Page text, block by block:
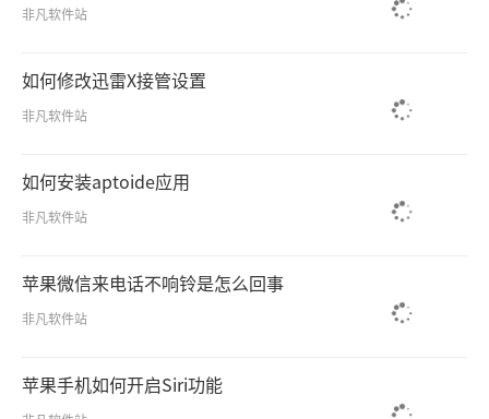
非凡软件站
如何修改迅雷X接管设置
非凡软件站
如何安装aptoide应用
非凡软件站
苹果微信来电话不响铃是怎么回事
非凡软件站
苹果手机如何开启Siri功能